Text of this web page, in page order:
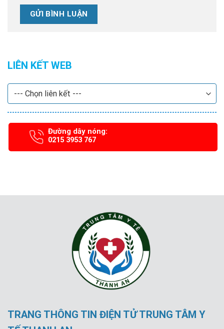
LIÊN KẾT WEB
Đường dây nóng:
0215 3953 767
TRANG THÔNG TIN ĐIỆN TỬ TRUNG TÂM Y